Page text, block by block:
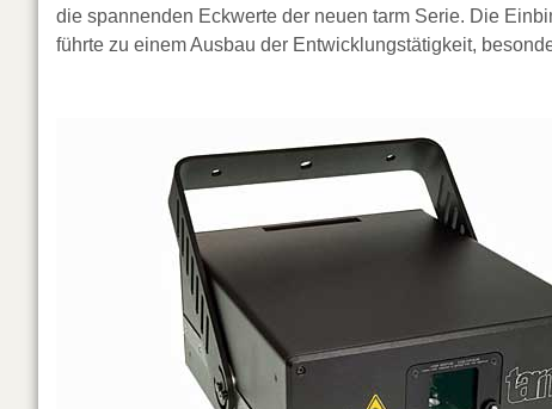
die spannenden Eckwerte der neuen tarm Serie. Die
führte zu einem Ausbau der Entwicklungstätigkeit,